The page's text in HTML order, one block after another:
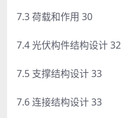
7.3 荷载和作用 30
7.4 光伏构件结构设计 32
7.5 支撑结构设计 33
7.6 连接结构设计 33